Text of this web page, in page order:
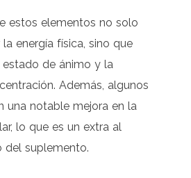
estos elementos no solo
energía física, sino que
de ánimo y la
Además, algunos
una notable mejora en la
lo que es un extra al
del suplemento.